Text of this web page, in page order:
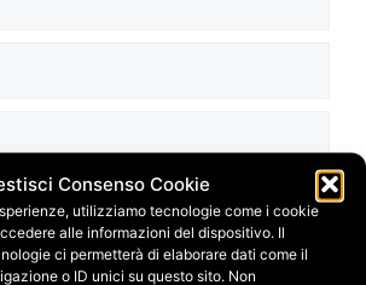
Consenso Cookie
utilizziamo tecnologie come i cookie
alle informazioni del dispositivo. Il
ci permetterà di elaborare dati come il
o ID unici su questo sito. Non
nome, email e sito web in questo
la prossima volta che